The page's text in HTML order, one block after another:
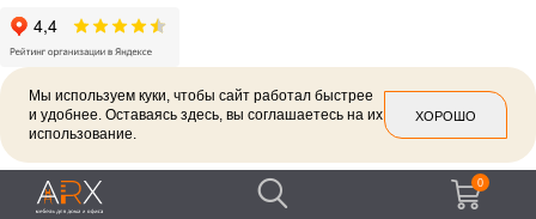
2026 © Политика конфиденциальности
0
Мы используем куки, чтобы сайт работал быстрее
и удобнее. Оставаясь здесь, вы соглашаетесь на их
использование.
ХОРОШО